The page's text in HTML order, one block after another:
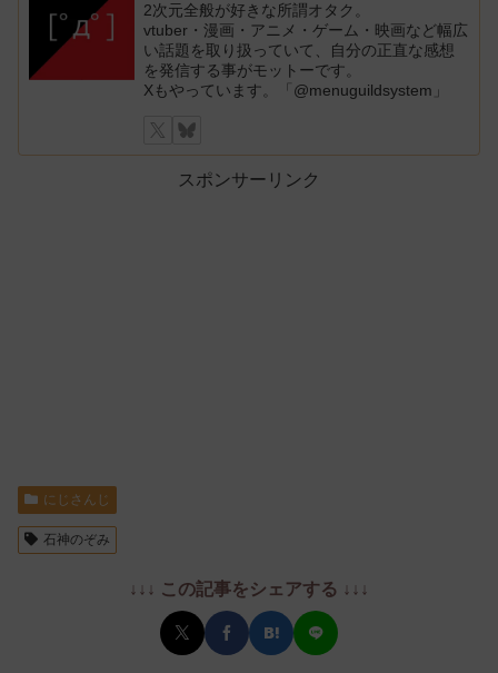
2次元全般が好きな所謂オタク。
vtuber・漫画・アニメ・ゲーム・映画など幅広
い話題を取り扱っていて、自分の正直な感想
を発信する事がモットーです。
Xもやっています。「@menuguildsystem」
スポンサーリンク
にじさんじ
石神のぞみ
↓↓↓ この記事をシェアする ↓↓↓